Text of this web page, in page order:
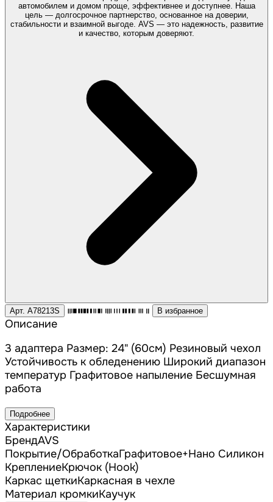
автомобилем и домом проще, эффективнее и доступнее. Наша
цель — долгосрочное партнерство, основанное на доверии,
стабильности и взаимной выгоде. AVS — это надежность, развитие
и качество, которым доверяют.
Арт. A78213S В избранное
Описание
3 адаптера Размер: 24" (60см) Резиновый чехол
Устойчивость к обледенению Широкий диапазон
температур Графитовое напыление Бесшумная
работа
Подробнее
Характеристики
БрендAVS
Покрытие/ОбработкаГрафитовое+Нано Силикон
КреплениеКрючок (Hook)
Каркас щеткиКаркасная в чехле
Материал кромкиКаучук